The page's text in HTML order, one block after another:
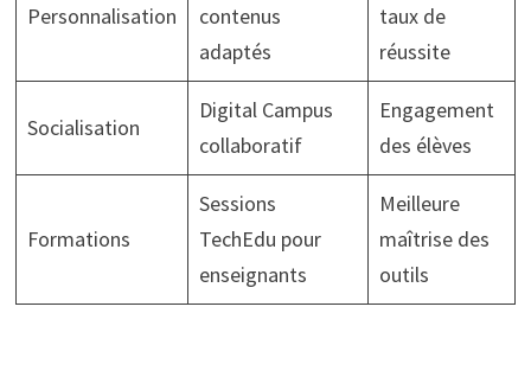
Personnalisation
contenus
adaptés
taux de
réussite
Socialisation
Digital Campus
collaboratif
Engagement
des élèves
Formations
Sessions
TechEdu pour
enseignants
Meilleure
maîtrise des
outils